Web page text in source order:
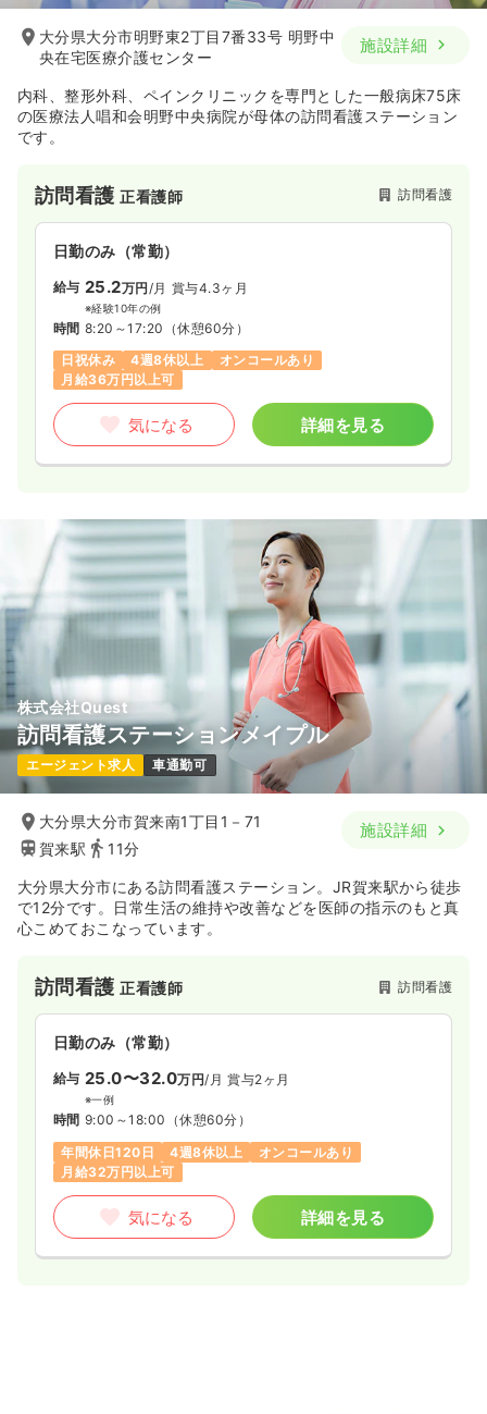
大分県大分市明野東2丁目7番33号 明野中
央在宅医療介護センター
施設詳細
内科、整形外科、ペインクリニックを専門とした一般病床75床
の医療法人唱和会明野中央病院が母体の訪問看護ステーション
です。
訪問看護正看護師 訪問看護
日勤のみ（常勤）
給与 25.2万円 /月 賞与4.3ヶ月
※経験10年の例
時間 8:20～17:20 （休憩60分）
日祝休み
4週8休以上
オンコールあり
月給36万円以上可
気になる 詳細を見る
株式会社Quest
訪問看護ステーションメイプル
エージェント求人 車通勤可
大分県大分市賀来南1丁目1－71
賀来駅
11分
施設詳細
大分県大分市にある訪問看護ステーション。JR賀来駅から徒歩
で12分です。日常生活の維持や改善などを医師の指示のもと真
心こめておこなっています。
訪問看護正看護師 訪問看護
日勤のみ（常勤）
給与 25.0〜32.0万円/月 賞与2ヶ月
※一例
時間 9:00～18:00 （休憩60分）
年間休日120日
4週8休以上
オンコールあり
月給32万円以上可
気になる 詳細を見る